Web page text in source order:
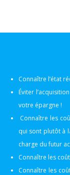
Connaître l’état
Éviter
votre épargne !
Connaître les
qui sont plutôt à
charge du futur
Connaître les
Connaître les